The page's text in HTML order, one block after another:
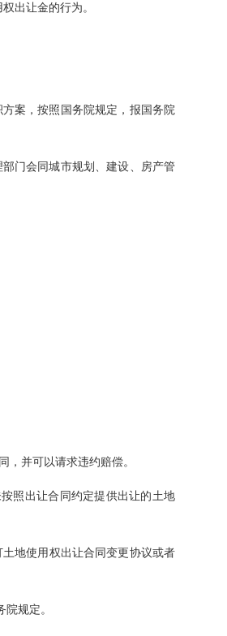
的行为。
按照国务院规定，报国务院
门会同城市规划、建设、房产管
并可以请求违约赔偿。
按照出让合同约定提供出让的土地
土地使用权出让合同变更协议或者
。